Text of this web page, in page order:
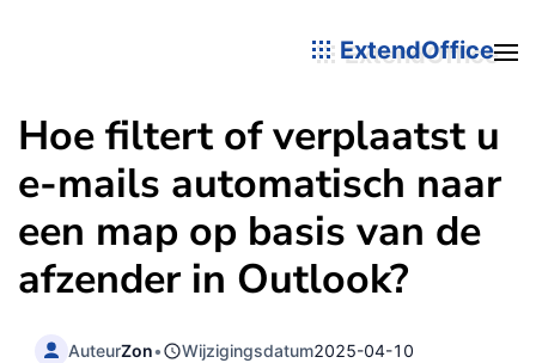
ExtendOffice
Hoe filtert of verplaatst u
e-mails automatisch naar
een map op basis van de
afzender in Outlook?
AuteurZon• Wijzigingsdatum2025-04-10